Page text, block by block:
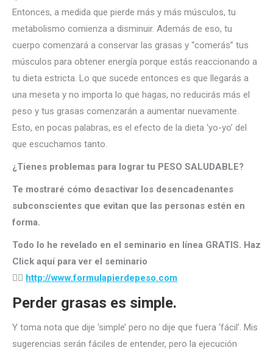
Entonces, a medida que pierde más y más músculos, tu
metabolismo comienza a disminuir. Además de eso, tu
cuerpo comenzará a conservar las grasas y “comerás” tus
músculos para obtener energía porque estás reaccionando a
tu dieta estricta. Lo que sucede entonces es que llegarás a
una meseta y no importa lo que hagas, no reducirás más el
peso y tus grasas comenzarán a aumentar nuevamente.
Esto, en pocas palabras, es el efecto de la dieta ‘yo-yo’ del
que escuchamos tanto.
¿Tienes problemas para lograr tu PESO SALUDABLE?
Te mostraré cómo desactivar los desencadenantes
subconscientes que evitan que las personas estén en
forma.
Todo lo he revelado en el seminario en línea GRATIS. Haz
Click aquí para ver el seminario
👉🏻 http://www.formulapierdepeso.com
Perder grasas es simple.
Y toma nota que dije ‘simple’ pero no dije que fuera ‘fácil’. Mis
sugerencias serán fáciles de entender, pero la ejecución